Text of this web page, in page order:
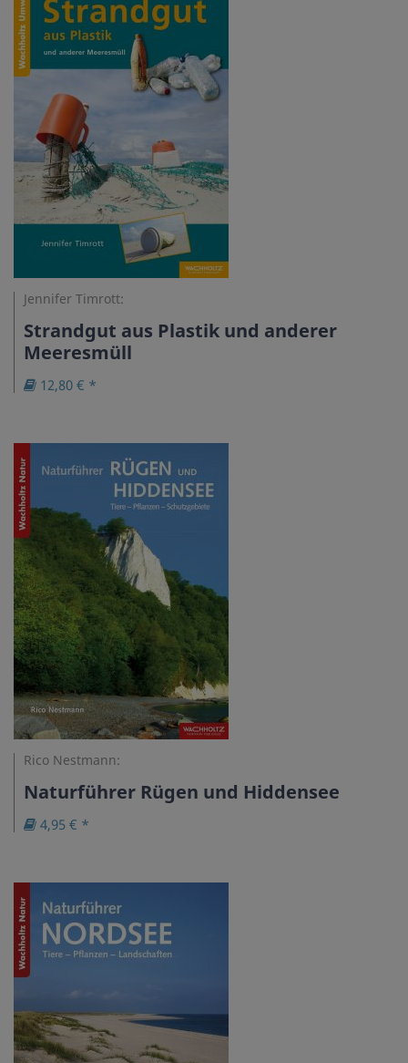
Jennifer Timrott:
Strandgut aus Plastik und anderer
Meeresmüll
12,80 € *
Rico Nestmann:
Naturführer Rügen und Hiddensee
4,95 € *